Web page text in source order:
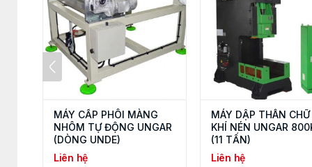
MÁY CẤP PHÔI MÀNG
NHÔM TỰ ĐỘNG UNGAR
(DÒNG UNDE)
Liên hệ
MÁY DẬP THÂN CHỮ
KHÍ NÉN UNGAR
(11 TẤN)
Liên hệ